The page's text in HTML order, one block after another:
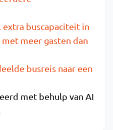
extra buscapaciteit in
meer gasten dan
busreis naar een
met behulp van AI